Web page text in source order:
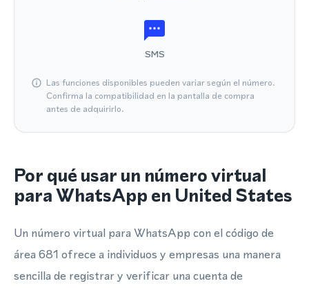
SMS
Las funciones disponibles pueden variar según el número.
Confirma la compatibilidad en la pantalla de compra
antes de adquirirlo.
Por qué usar un número virtual
para WhatsApp en United States
Un número virtual para WhatsApp con el código de
área 681 ofrece a individuos y empresas una manera
sencilla de registrar y verificar una cuenta de